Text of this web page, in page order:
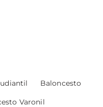
Baloncesto
Varonil